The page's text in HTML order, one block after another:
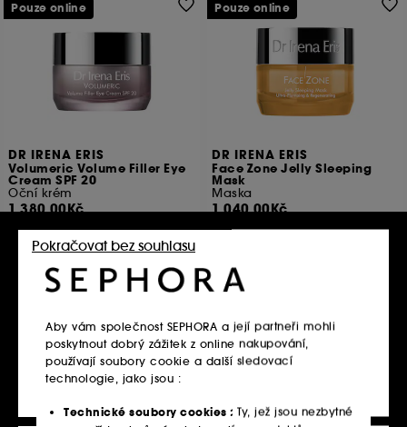
DR IRENA ERIS
Volumeric Volume Filler Eye
Cream SPF 20
Oční krém
1 380.00Kč
Pouze online
DR IRENA ERIS
Face Zone Jelly Sleeping
Mask
Maska
1 040.00Kč
Pouze online
Pouze online
Aby vám společnost SEPHORA a její partneři mohli
poskytnout dobrý zážitek z online nakupování,
používají soubory cookie a další sledovací
technologie, jako jsou :
Technické soubory cookies : Ty, jež jsou nezbytné
Pokračovat bez souhlasu